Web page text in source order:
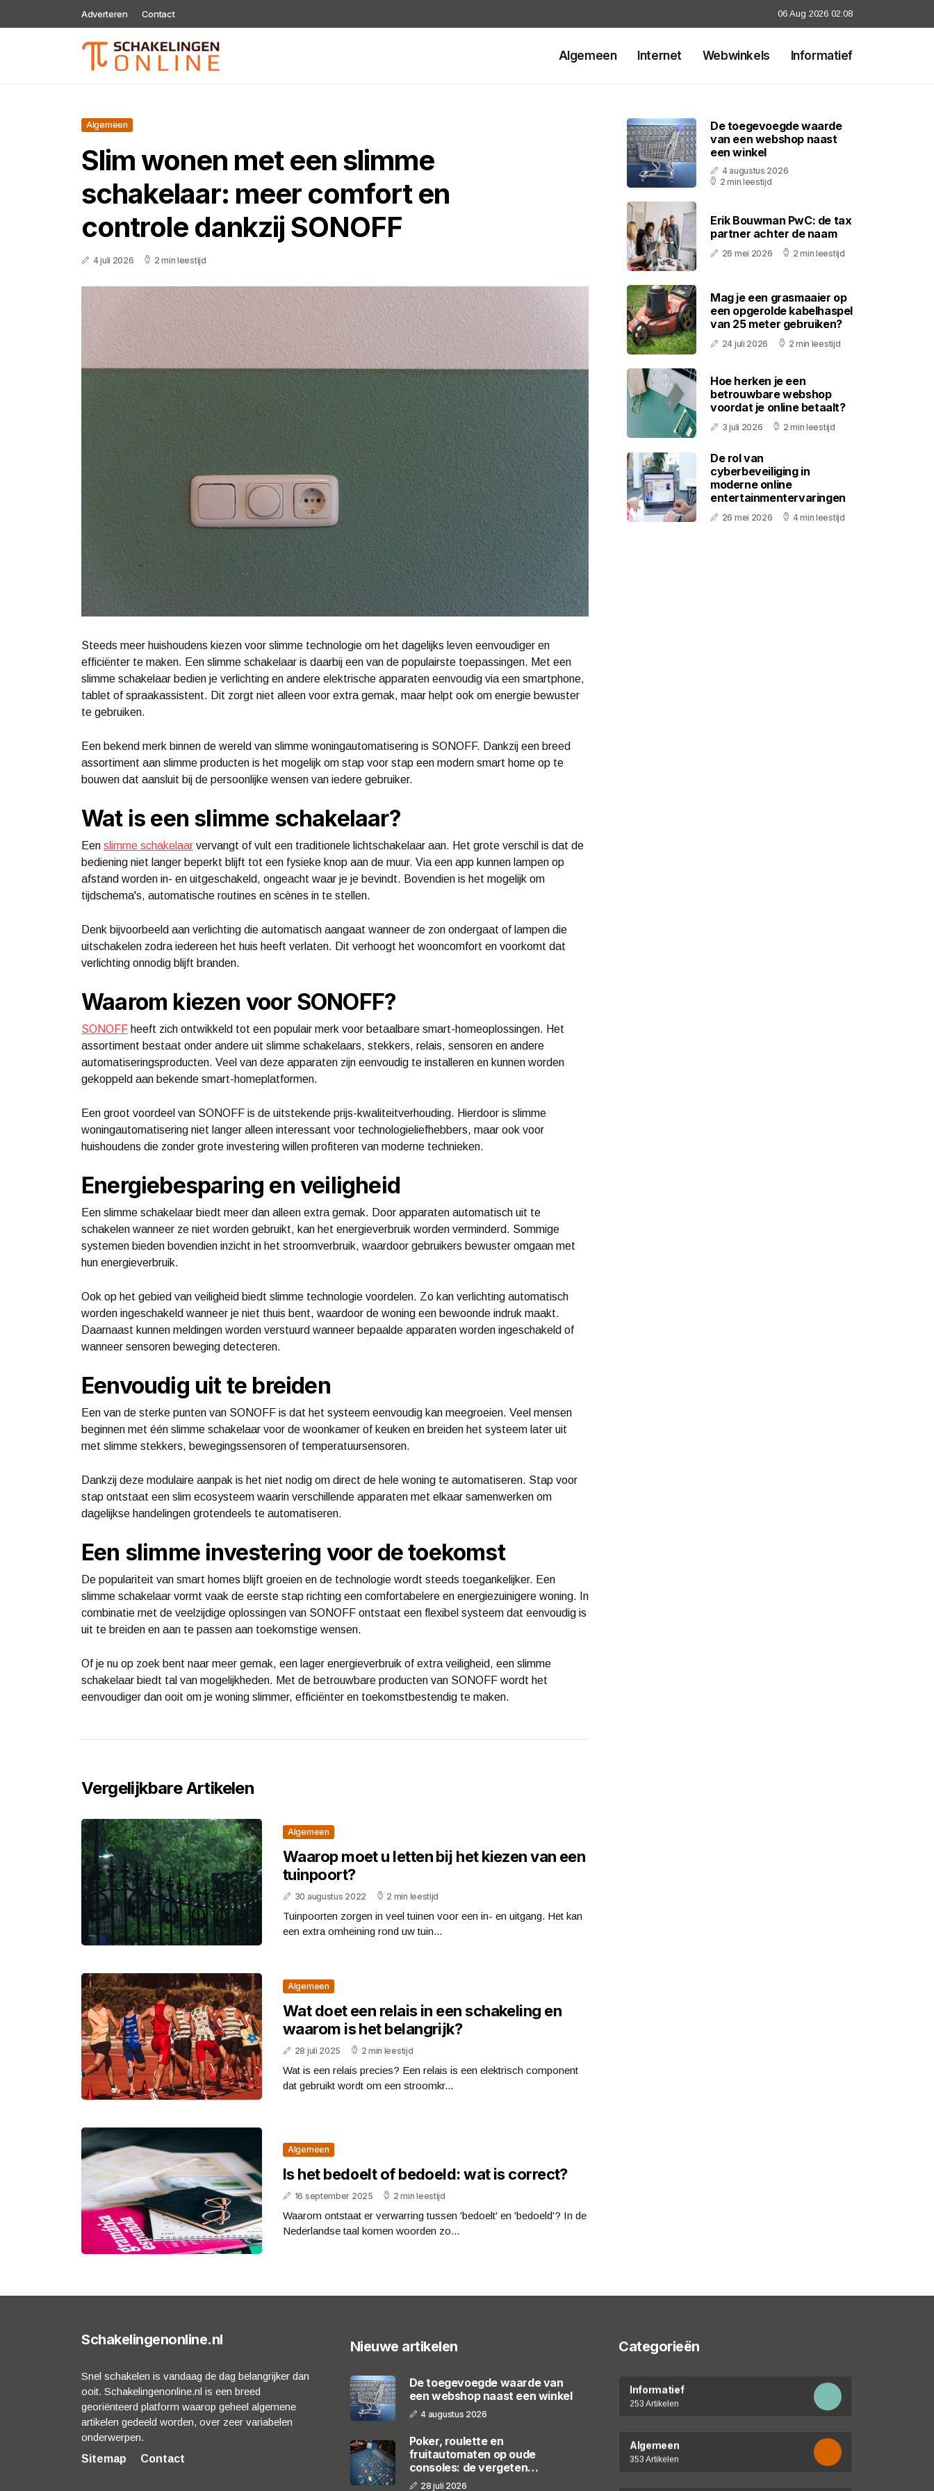
Adverteren Contact 06 Aug 2026 02:08
Algemeen Internet Webwinkels Informatief
Algemeen
Slim wonen met een slimme
schakelaar: meer comfort en
controle dankzij SONOFF
4 juli 2026 2 min leestijd
Steeds meer huishoudens kiezen voor slimme technologie om het dagelijks leven eenvoudiger en
efficiënter te maken. Een slimme schakelaar is daarbij een van de populairste toepassingen. Met een
slimme schakelaar bedien je verlichting en andere elektrische apparaten eenvoudig via een smartphone,
tablet of spraakassistent. Dit zorgt niet alleen voor extra gemak, maar helpt ook om energie bewuster
te gebruiken.
Een bekend merk binnen de wereld van slimme woningautomatisering is SONOFF. Dankzij een breed
assortiment aan slimme producten is het mogelijk om stap voor stap een modern smart home op te
bouwen dat aansluit bij de persoonlijke wensen van iedere gebruiker.
Wat is een slimme schakelaar?
Een slimme schakelaar vervangt of vult een traditionele lichtschakelaar aan. Het grote verschil is dat de
bediening niet langer beperkt blijft tot een fysieke knop aan de muur. Via een app kunnen lampen op
afstand worden in- en uitgeschakeld, ongeacht waar je je bevindt. Bovendien is het mogelijk om
tijdschema's, automatische routines en scènes in te stellen.
Denk bijvoorbeeld aan verlichting die automatisch aangaat wanneer de zon ondergaat of lampen die
uitschakelen zodra iedereen het huis heeft verlaten. Dit verhoogt het wooncomfort en voorkomt dat
verlichting onnodig blijft branden.
Waarom kiezen voor SONOFF?
SONOFF heeft zich ontwikkeld tot een populair merk voor betaalbare smart-homeoplossingen. Het
assortiment bestaat onder andere uit slimme schakelaars, stekkers, relais, sensoren en andere
automatiseringsproducten. Veel van deze apparaten zijn eenvoudig te installeren en kunnen worden
gekoppeld aan bekende smart-homeplatformen.
Een groot voordeel van SONOFF is de uitstekende prijs-kwaliteitverhouding. Hierdoor is slimme
woningautomatisering niet langer alleen interessant voor technologieliefhebbers, maar ook voor
huishoudens die zonder grote investering willen profiteren van moderne technieken.
Energiebesparing en veiligheid
Een slimme schakelaar biedt meer dan alleen extra gemak. Door apparaten automatisch uit te
schakelen wanneer ze niet worden gebruikt, kan het energieverbruik worden verminderd. Sommige
systemen bieden bovendien inzicht in het stroomverbruik, waardoor gebruikers bewuster omgaan met
hun energieverbruik.
Ook op het gebied van veiligheid biedt slimme technologie voordelen. Zo kan verlichting automatisch
worden ingeschakeld wanneer je niet thuis bent, waardoor de woning een bewoonde indruk maakt.
Daarnaast kunnen meldingen worden verstuurd wanneer bepaalde apparaten worden ingeschakeld of
wanneer sensoren beweging detecteren.
Eenvoudig uit te breiden
Een van de sterke punten van SONOFF is dat het systeem eenvoudig kan meegroeien. Veel mensen
beginnen met één slimme schakelaar voor de woonkamer of keuken en breiden het systeem later uit
met slimme stekkers, bewegingssensoren of temperatuursensoren.
Dankzij deze modulaire aanpak is het niet nodig om direct de hele woning te automatiseren. Stap voor
stap ontstaat een slim ecosysteem waarin verschillende apparaten met elkaar samenwerken om
dagelijkse handelingen grotendeels te automatiseren.
Een slimme investering voor de toekomst
De populariteit van smart homes blijft groeien en de technologie wordt steeds toegankelijker. Een
slimme schakelaar vormt vaak de eerste stap richting een comfortabelere en energiezuinigere woning. In
combinatie met de veelzijdige oplossingen van SONOFF ontstaat een flexibel systeem dat eenvoudig is
uit te breiden en aan te passen aan toekomstige wensen.
Of je nu op zoek bent naar meer gemak, een lager energieverbruik of extra veiligheid, een slimme
schakelaar biedt tal van mogelijkheden. Met de betrouwbare producten van SONOFF wordt het
eenvoudiger dan ooit om je woning slimmer, efficiënter en toekomstbestendig te maken.
Vergelijkbare Artikelen
Algemeen
Waarop moet u letten bij het kiezen van een
tuinpoort?
30 augustus 2022 2 min leestijd
Tuinpoorten zorgen in veel tuinen voor een in- en uitgang. Het kan
een extra omheining rond uw tuin...
Algemeen
Wat doet een relais in een schakeling en
waarom is het belangrijk?
28 juli 2025 2 min leestijd
Wat is een relais precies? Een relais is een elektrisch component
dat gebruikt wordt om een stroomkr...
Algemeen
Is het bedoelt of bedoeld: wat is correct?
16 september 2025 2 min leestijd
Waarom ontstaat er verwarring tussen 'bedoelt' en 'bedoeld'? In de
Nederlandse taal komen woorden zo...
De toegevoegde waarde
van een webshop naast
een winkel
4 augustus 2026
2 min leestijd
Erik Bouwman PwC: de tax
partner achter de naam
26 mei 2026 2 min leestijd
Mag je een grasmaaier op
een opgerolde kabelhaspel
van 25 meter gebruiken?
24 juli 2026 2 min leestijd
Hoe herken je een
betrouwbare webshop
voordat je online betaalt?
3 juli 2026 2 min leestijd
De rol van
cyberbeveiliging in
moderne online
entertainmentervaringen
26 mei 2026 4 min leestijd
Schakelingenonline.nl
Snel schakelen is vandaag de dag belangrijker dan
ooit. Schakelingenonline.nl is een breed
georiënteerd platform waarop geheel algemene
artikelen gedeeld worden, over zeer variabelen
onderwerpen.
Sitemap
Contact
Nieuwe artikelen
De toegevoegde waarde van
een webshop naast een winkel
4 augustus 2026
Poker, roulette en
fruitautomaten op oude
consoles: de vergeten
casinogames
28 juli 2026
Categorieën
Informatief
253 Artikelen
Algemeen
353 Artikelen